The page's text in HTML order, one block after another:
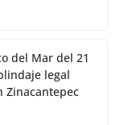
del Mar del 21
legal
Zinacantepec